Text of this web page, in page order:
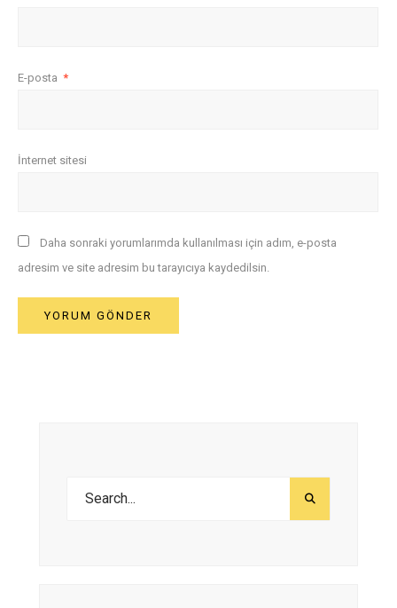
E-posta *
İnternet sitesi
Daha sonraki yorumlarımda kullanılması için adım, e-posta
adresim ve site adresim bu tarayıcıya kaydedilsin.